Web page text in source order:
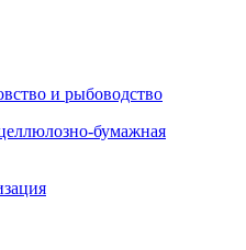
и рыбоводство
бумажная